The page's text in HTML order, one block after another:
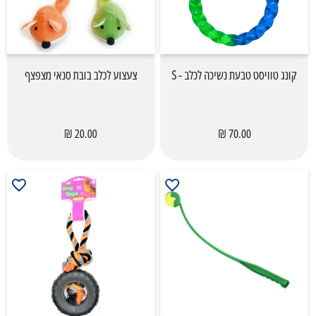
קונג טוויסט טבעת נשיכה לכלב - S
70.00 ₪
צעצוע לכלב בובת סנאי מצפצף
20.00 ₪